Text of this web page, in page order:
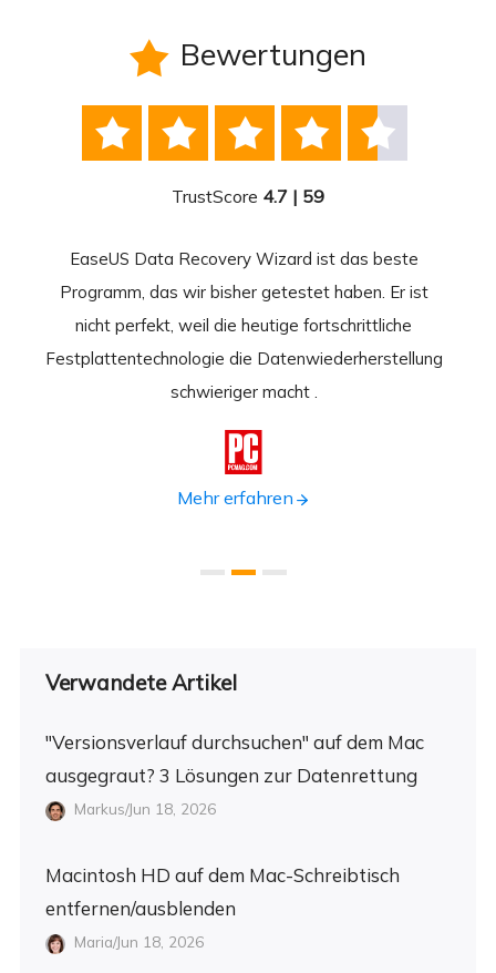
 Bewertungen
    
TrustScore 4.7 | 59
EaseUS Data Recovery Wizard ist das beste
Programm, das wir bisher getestet haben. Er ist
nicht perfekt, weil die heutige fortschrittliche
Festplattentechnologie die Datenwiederherstellung
schwieriger macht .

Mehr erfahren
Verwandete Artikel
"Versionsverlauf durchsuchen" auf dem Mac
ausgegraut? 3 Lösungen zur Datenrettung
Markus/Jun 18, 2026
Macintosh HD auf dem Mac-Schreibtisch
entfernen/ausblenden
Maria/Jun 18, 2026